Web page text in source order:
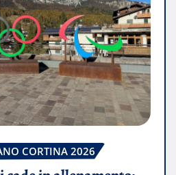
CORTINA 2026